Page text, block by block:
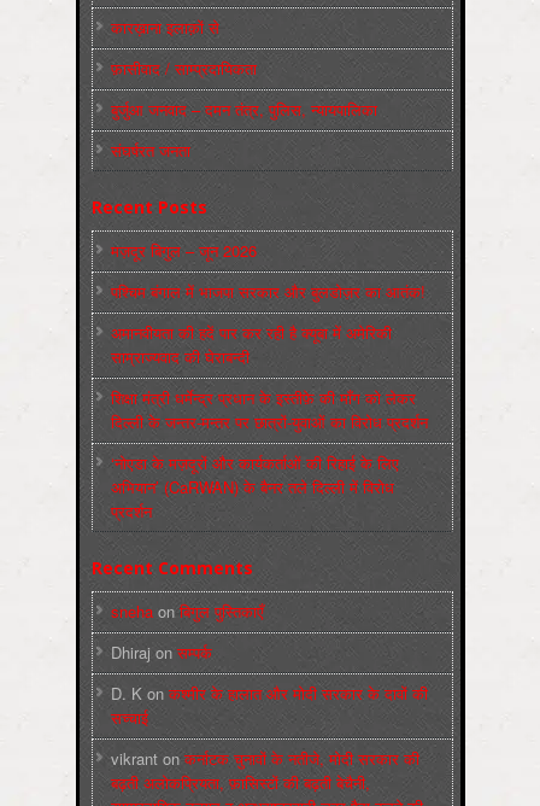
कारख़ाना इलाक़ों से
फ़ासीवाद / साम्‍प्रदायिकता
बुर्जुआ जनवाद – दमन तंत्र, पुलिस, न्‍यायपालिका
संघर्षरत जनता
Recent Posts
मज़दूर बिगुल – जून 2026
पश्चिम बंगाल में भाजपा सरकार और बुलडोज़र का आतंक!
अमानवीयता की हदें पार कर रही है क्यूबा में अमेरिकी
साम्राज्यवाद की घेराबन्दी
शिक्षा मंत्री धर्मेन्द्र प्रधान के इस्तीफ़े की माँग को लेकर
दिल्ली के जन्तर-मन्तर पर छात्रों-युवाओं का विरोध प्रदर्शन
‘नोएडा के मज़दूरों और कार्यकर्ताओं की रिहाई के लिए
अभियान’ (CaRWAN) के बैनर तले दिल्ली में विरोध
प्रदर्शन
Recent Comments
sneha on बिगुल पुस्तिकाएँ
Dhiraj on सम्पर्क
D. K on कश्मीर के हालात और मोदी सरकार के दावों की
सच्चाई
vikrant onकर्नाटक चुनावों के नतीजे, मोदी सरकार की
बढ़ती अलोकप्रियता, फ़ासिस्टों की बढ़ती बेचैनी,